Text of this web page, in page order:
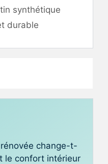
synthétique
durable
change-t-
le confort intérieur